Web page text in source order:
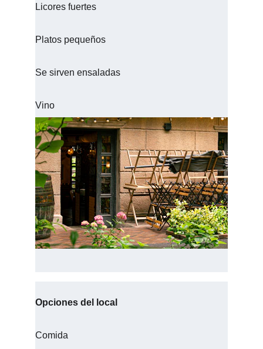
Licores fuertes
Platos pequeños
Se sirven ensaladas
Vino
Opciones del local
Comida